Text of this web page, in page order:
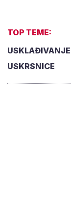
TOP TEME:
USKLAĐIVANJE
USKRSNICE